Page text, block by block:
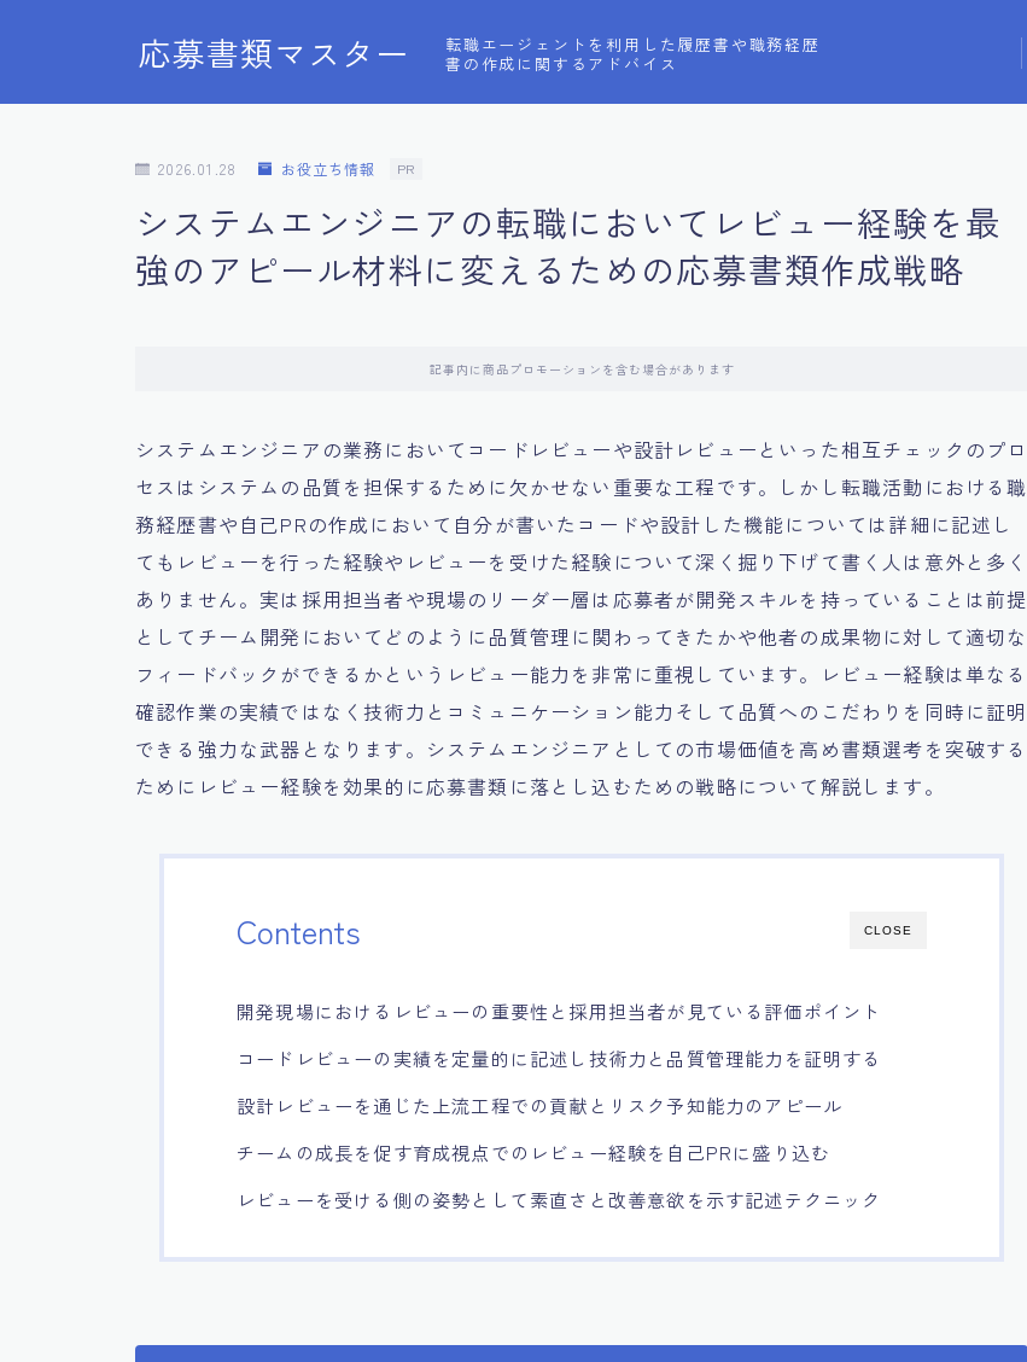
応募書類マスター
転職エージェントを利用した履歴書や職務経歴
書の作成に関するアドバイス
2026.01.28 お役立ち情報 PR
システムエンジニアの転職においてレビュー経験を最
強のアピール材料に変えるための応募書類作成戦略
記事内に商品プロモーションを含む場合があります
システムエンジニアの業務においてコードレビューや設計レビューといった相互チェックのプロ
セスはシステムの品質を担保するために欠かせない重要な工程です。しかし転職活動における職
務経歴書や自己PRの作成において自分が書いたコードや設計した機能については詳細に記述し
てもレビューを行った経験やレビューを受けた経験について深く掘り下げて書く人は意外と多く
ありません。実は採用担当者や現場のリーダー層は応募者が開発スキルを持っていることは前提
としてチーム開発においてどのように品質管理に関わってきたかや他者の成果物に対して適切な
フィードバックができるかというレビュー能力を非常に重視しています。レビュー経験は単なる
確認作業の実績ではなく技術力とコミュニケーション能力そして品質へのこだわりを同時に証明
できる強力な武器となります。システムエンジニアとしての市場価値を高め書類選考を突破する
ためにレビュー経験を効果的に応募書類に落とし込むための戦略について解説します。
CLOSE
Contents
開発現場におけるレビューの重要性と採用担当者が見ている評価ポイント
コードレビューの実績を定量的に記述し技術力と品質管理能力を証明する
設計レビューを通じた上流工程での貢献とリスク予知能力のアピール
チームの成長を促す育成視点でのレビュー経験を自己PRに盛り込む
レビューを受ける側の姿勢として素直さと改善意欲を示す記述テクニック